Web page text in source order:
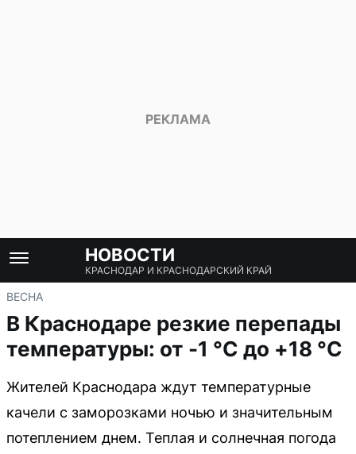
НОВОСТИ
КРАСНОДАР И КРАСНОДАРСКИЙ КРАЙ
ВЕСНА
В Краснодаре резкие перепады
температуры: от -1 °С до +18 °С
Жителей Краснодара ждут температурные
качели с заморозками ночью и значительным
потеплением днем. Теплая и солнечная погода